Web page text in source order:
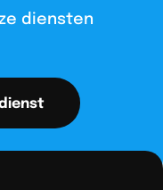
diensten​